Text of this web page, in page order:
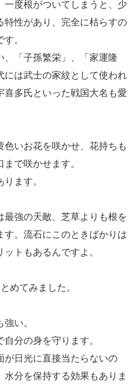
一度根がついてしまうと、少
特性があり、完全に枯らすの
。
、「子孫繁栄」、「家運隆
には武士の家紋として使われ
喜多氏といった戦国大名も愛
色いお花を咲かせ、花持ちも
で咲かせます。
ます。
強の天敵、芝草よりも根を
。流石にこのときばかりは
トもあるんですよ。
めてみました。
い。
分の身を守ります。
が日光に直接当たらないの
分を保持する効果もありま